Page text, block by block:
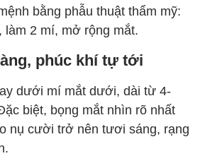
bằng phẫu thuật thẩm mỹ:
làm 2 mí, mở rộng mắt.
phúc khí tự tới
dưới mí mắt dưới, dài từ 4-
biệt, bọng mắt nhìn rõ nhất
nụ cười trở nên tươi sáng, rạng